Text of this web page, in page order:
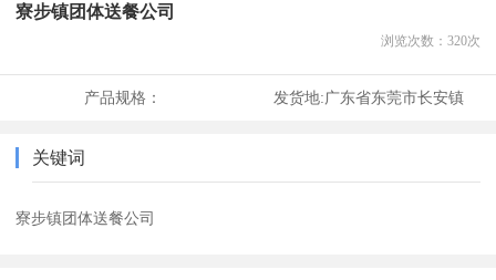
寮步镇团体送餐公司
浏览次数： 320次
产品规格： 发货地:广东省东莞市长安镇
关键词
寮步镇团体送餐公司